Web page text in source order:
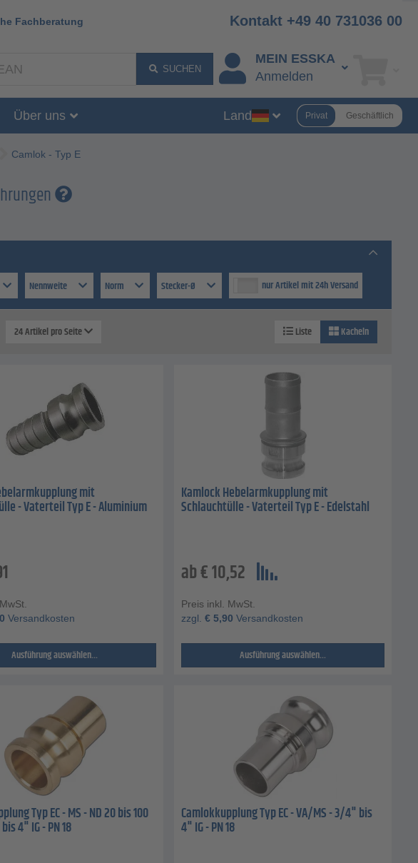
Fachberatung Kontakt +49 40 731036 00
SUCHEN
MEIN ESSKA
Anmelden
Über uns Land Privat Geschäftlich
Camlok - Typ E
Nennweite Norm Stecker-Ø nur Artikel mit 24h Versand
24 Artikel pro Seite Liste Kacheln
mit
- Vaterteil Typ E - Aluminium
Versandkosten
Ausführung auswählen...
Kamlock Hebelarmkupplung mit
Schlauchtülle - Vaterteil Typ E - Edelstahl
ab€10,52
Preis inkl. MwSt.
zzgl. € 5,90 Versandkosten
Ausführung auswählen...
Typ EC - MS - ND 20 bis 100
4" IG - PN 18
Camlokkupplung Typ EC - VA/MS - 3/4" bis
4" IG - PN 18